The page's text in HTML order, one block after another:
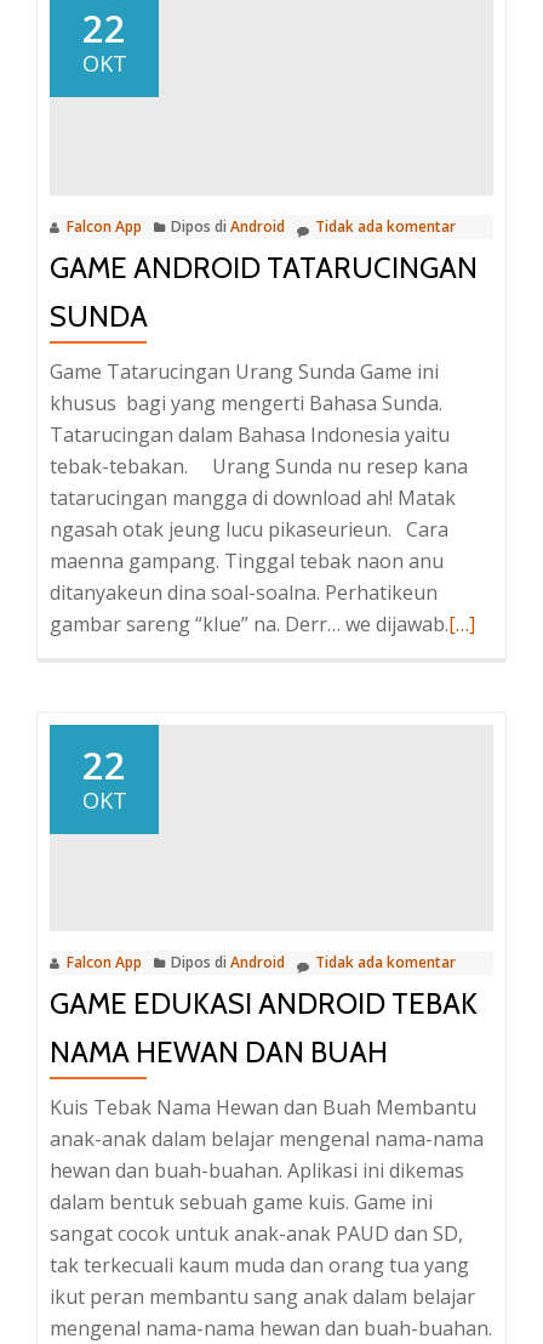
22
OKT
Falcon App Dipos di Android Tidak ada komentar
GAME ANDROID TATARUCINGAN
SUNDA
Game Tatarucingan Urang Sunda Game ini
khusus bagi yang mengerti Bahasa Sunda.
Tatarucingan dalam Bahasa Indonesia yaitu
tebak-tebakan. Urang Sunda nu resep kana
tatarucingan mangga di download ah! Matak
ngasah otak jeung lucu pikaseurieun. Cara
maenna gampang. Tinggal tebak naon anu
ditanyakeun dina soal-soalna. Perhatikeun
gambar sareng “klue” na. Derr… we dijawab.Baca
[…]
22
OKT
Falcon App Dipos di Android Tidak ada komentar
GAME EDUKASI ANDROID TEBAK
NAMA HEWAN DAN BUAH
Kuis Tebak Nama Hewan dan Buah Membantu
anak-anak dalam belajar mengenal nama-nama
hewan dan buah-buahan. Aplikasi ini dikemas
dalam bentuk sebuah game kuis. Game ini
sangat cocok untuk anak-anak PAUD dan SD,
tak terkecuali kaum muda dan orang tua yang
ikut peran membantu sang anak dalam belajar
mengenal nama-nama hewan dan buah-buahan.